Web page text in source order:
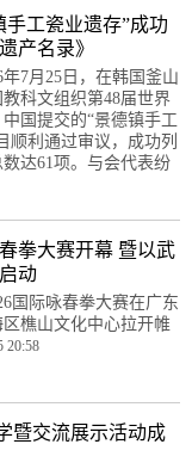
手工瓷业遗存”成功
产名录》
年7月25日，在韩国釜山
科文组织第48届世界
国提交的“景德镇手工
顺利通过审议，成功列
达61项。与会代表纷
拳大赛开幕 暨以武
动
国际咏春拳大赛在广东
樵山文化中心拉开帷
20:58
暨交流展示活动成